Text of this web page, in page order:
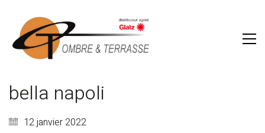
bella napoli
12 janvier 2022